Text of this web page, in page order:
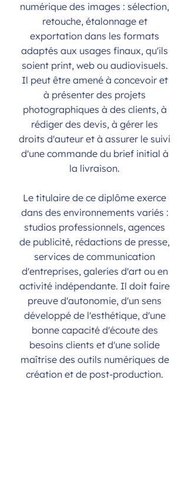
numérique des images : sélection,
retouche, étalonnage et
exportation dans les formats
adaptés aux usages finaux, qu'ils
soient print, web ou audiovisuels.
Il peut être amené à concevoir et
à présenter des projets
photographiques à des clients, à
rédiger des devis, à gérer les
droits d'auteur et à assurer le suivi
d'une commande du brief initial à
la livraison.
Le titulaire de ce diplôme exerce
dans des environnements variés :
studios professionnels, agences
de publicité, rédactions de presse,
services de communication
d'entreprises, galeries d'art ou en
activité indépendante. Il doit faire
preuve d'autonomie, d'un sens
développé de l'esthétique, d'une
bonne capacité d'écoute des
besoins clients et d'une solide
maîtrise des outils numériques de
création et de post-production.